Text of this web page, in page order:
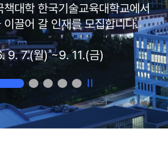
책대학 한국기술교육대학교에서
이끌어 갈 인재를 모집합니다.
9. 7.(월) ~9. 11.(금)